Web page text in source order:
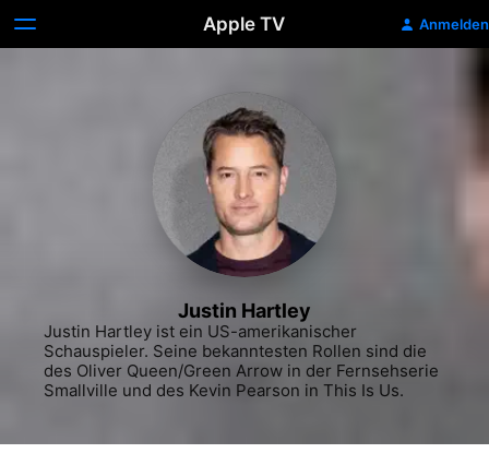
Apple TV Anmelden
Justin Hartley
Justin Hartley ist ein US-amerikanischer
Schauspieler. Seine bekanntesten Rollen sind die
des Oliver Queen/Green Arrow in der Fernsehserie
Smallville und des Kevin Pearson in This Is Us.